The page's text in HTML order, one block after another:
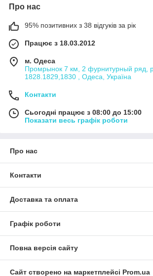
Про нас
95% позитивних з 38 відгуків за рік
Працює з 18.03.2012
м. Одеса
Промрынок 7 км, 2 фурнитурный ряд,
1828.1829,1830 , Одеса, Україна
Контакти
Сьогодні працює з 08:00 до 15:00
Показати весь графік роботи
Про нас
Контакти
Доставка та оплата
Графік роботи
Повна версія сайту
Сайт створено на маркетплейсі Prom.ua